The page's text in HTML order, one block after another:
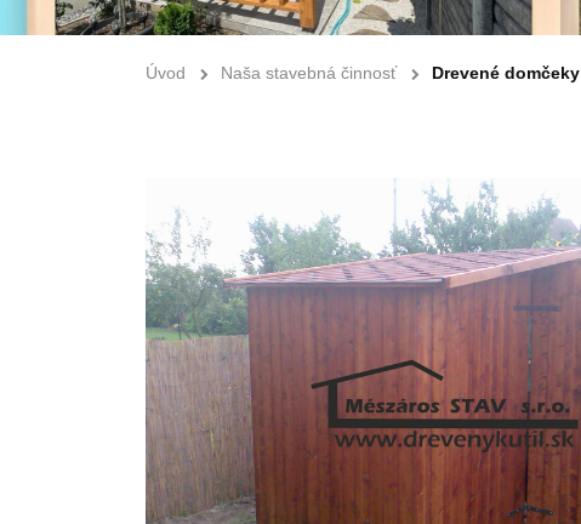
Úvod Naša stavebná činnosť Drevené domčeky